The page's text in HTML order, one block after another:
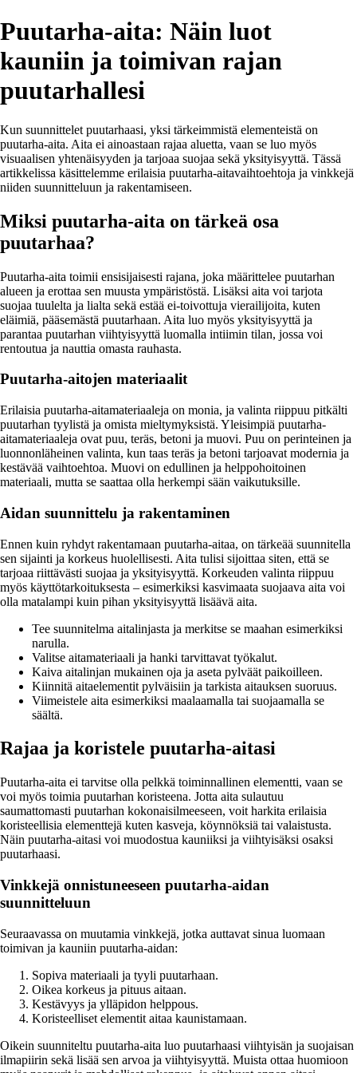
Puutarha-aita: Näin luot
kauniin ja toimivan rajan
puutarhallesi
Kun suunnittelet puutarhaasi, yksi tärkeimmistä elementeistä on
puutarha-aita. Aita ei ainoastaan rajaa aluetta, vaan se luo myös
visuaalisen yhtenäisyyden ja tarjoaa suojaa sekä yksityisyyttä. Tässä
artikkelissa käsittelemme erilaisia puutarha-aitavaihtoehtoja ja vinkkejä
niiden suunnitteluun ja rakentamiseen.
Miksi puutarha-aita on tärkeä osa
puutarhaa?
Puutarha-aita toimii ensisijaisesti rajana, joka määrittelee puutarhan
alueen ja erottaa sen muusta ympäristöstä. Lisäksi aita voi tarjota
suojaa tuulelta ja lialta sekä estää ei-toivottuja vierailijoita, kuten
eläimiä, pääsemästä puutarhaan. Aita luo myös yksityisyyttä ja
parantaa puutarhan viihtyisyyttä luomalla intiimin tilan, jossa voi
rentoutua ja nauttia omasta rauhasta.
Puutarha-aitojen materiaalit
Erilaisia puutarha-aitamateriaaleja on monia, ja valinta riippuu pitkälti
puutarhan tyylistä ja omista mieltymyksistä. Yleisimpiä puutarha-
aitamateriaaleja ovat puu, teräs, betoni ja muovi. Puu on perinteinen ja
luonnonläheinen valinta, kun taas teräs ja betoni tarjoavat modernia ja
kestävää vaihtoehtoa. Muovi on edullinen ja helppohoitoinen
materiaali, mutta se saattaa olla herkempi sään vaikutuksille.
Aidan suunnittelu ja rakentaminen
Ennen kuin ryhdyt rakentamaan puutarha-aitaa, on tärkeää suunnitella
sen sijainti ja korkeus huolellisesti. Aita tulisi sijoittaa siten, että se
tarjoaa riittävästi suojaa ja yksityisyyttä. Korkeuden valinta riippuu
myös käyttötarkoituksesta – esimerkiksi kasvimaata suojaava aita voi
olla matalampi kuin pihan yksityisyyttä lisäävä aita.
Tee suunnitelma aitalinjasta ja merkitse se maahan esimerkiksi
narulla.
Valitse aitamateriaali ja hanki tarvittavat työkalut.
Kaiva aitalinjan mukainen oja ja aseta pylväät paikoilleen.
Kiinnitä aitaelementit pylväisiin ja tarkista aitauksen suoruus.
Viimeistele aita esimerkiksi maalaamalla tai suojaamalla se
säältä.
Rajaa ja koristele puutarha-aitasi
Puutarha-aita ei tarvitse olla pelkkä toiminnallinen elementti, vaan se
voi myös toimia puutarhan koristeena. Jotta aita sulautuu
saumattomasti puutarhan kokonaisilmeeseen, voit harkita erilaisia
koristeellisia elementtejä kuten kasveja, köynnöksiä tai valaistusta.
Näin puutarha-aitasi voi muodostua kauniiksi ja viihtyisäksi osaksi
puutarhaasi.
Vinkkejä onnistuneeseen puutarha-aidan
suunnitteluun
Seuraavassa on muutamia vinkkejä, jotka auttavat sinua luomaan
toimivan ja kauniin puutarha-aidan:
Sopiva materiaali ja tyyli puutarhaan.
Oikea korkeus ja pituus aitaan.
Kestävyys ja ylläpidon helppous.
Koristeelliset elementit aitaa kaunistamaan.
Oikein suunniteltu puutarha-aita luo puutarhaasi viihtyisän ja suojaisan
ilmapiirin sekä lisää sen arvoa ja viihtyisyyttä. Muista ottaa huomioon